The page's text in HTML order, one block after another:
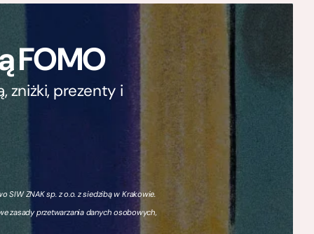
FOMO
zniżki, prezenty i
ZNAK sp. z o.o. z siedzibą w Krakowie.
zasady przetwarzania danych osobowych,